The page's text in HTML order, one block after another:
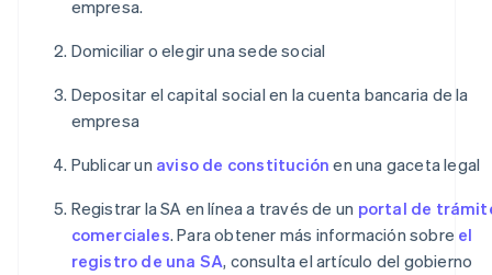
empresa.
Domiciliar o elegir una sede social
Depositar el capital social en la cuenta bancaria de la
empresa
Publicar un aviso de constitución en una gaceta legal
Registrar la SA en línea a través de un portal de
comerciales. Para obtener más información sobre el
registro de una SA, consulta el artículo del gobierno